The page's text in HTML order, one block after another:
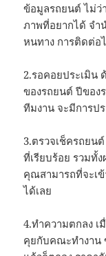
ข้อมูลรถยนต์ ไม่ว่
ภาพที่อยากได้ จำ
หนทาง การติดต่อ
2.รอคอยประเมิน
ของรถยนต์ ปีของ
ทีมงาน จะมีการป
3.ตรวจเช็ครถยน
ที่เรียบร้อย รวมทั้
คุณสามารถที่จะเข้
ได้เลย
4.ทำความตกลง เ
คุยกับคณะทำงาน